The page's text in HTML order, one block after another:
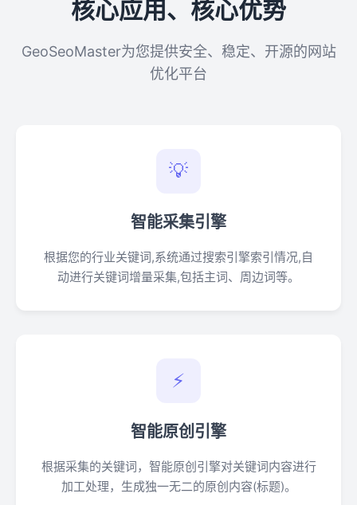
核心应用、核心优势
GeoSeoMaster为您提供安全、稳定、开源的网站
优化平台
💡
智能采集引擎
根据您的行业关键词,系统通过搜索引擎索引情况,自
动进行关键词增量采集,包括主词、周边词等。
⚡
智能原创引擎
根据采集的关键词，智能原创引擎对关键词内容进行
加工处理，生成独一无二的原创内容(标题)。